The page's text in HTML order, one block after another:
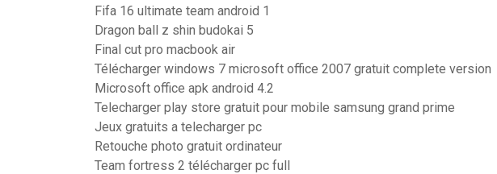
Fifa 16 ultimate team android 1
Dragon ball z shin budokai 5
Final cut pro macbook air
Télécharger windows 7 microsoft office 2007 gratuit complete version
Microsoft office apk android 4.2
Telecharger play store gratuit pour mobile samsung grand prime
Jeux gratuits a telecharger pc
Retouche photo gratuit ordinateur
Team fortress 2 télécharger pc full